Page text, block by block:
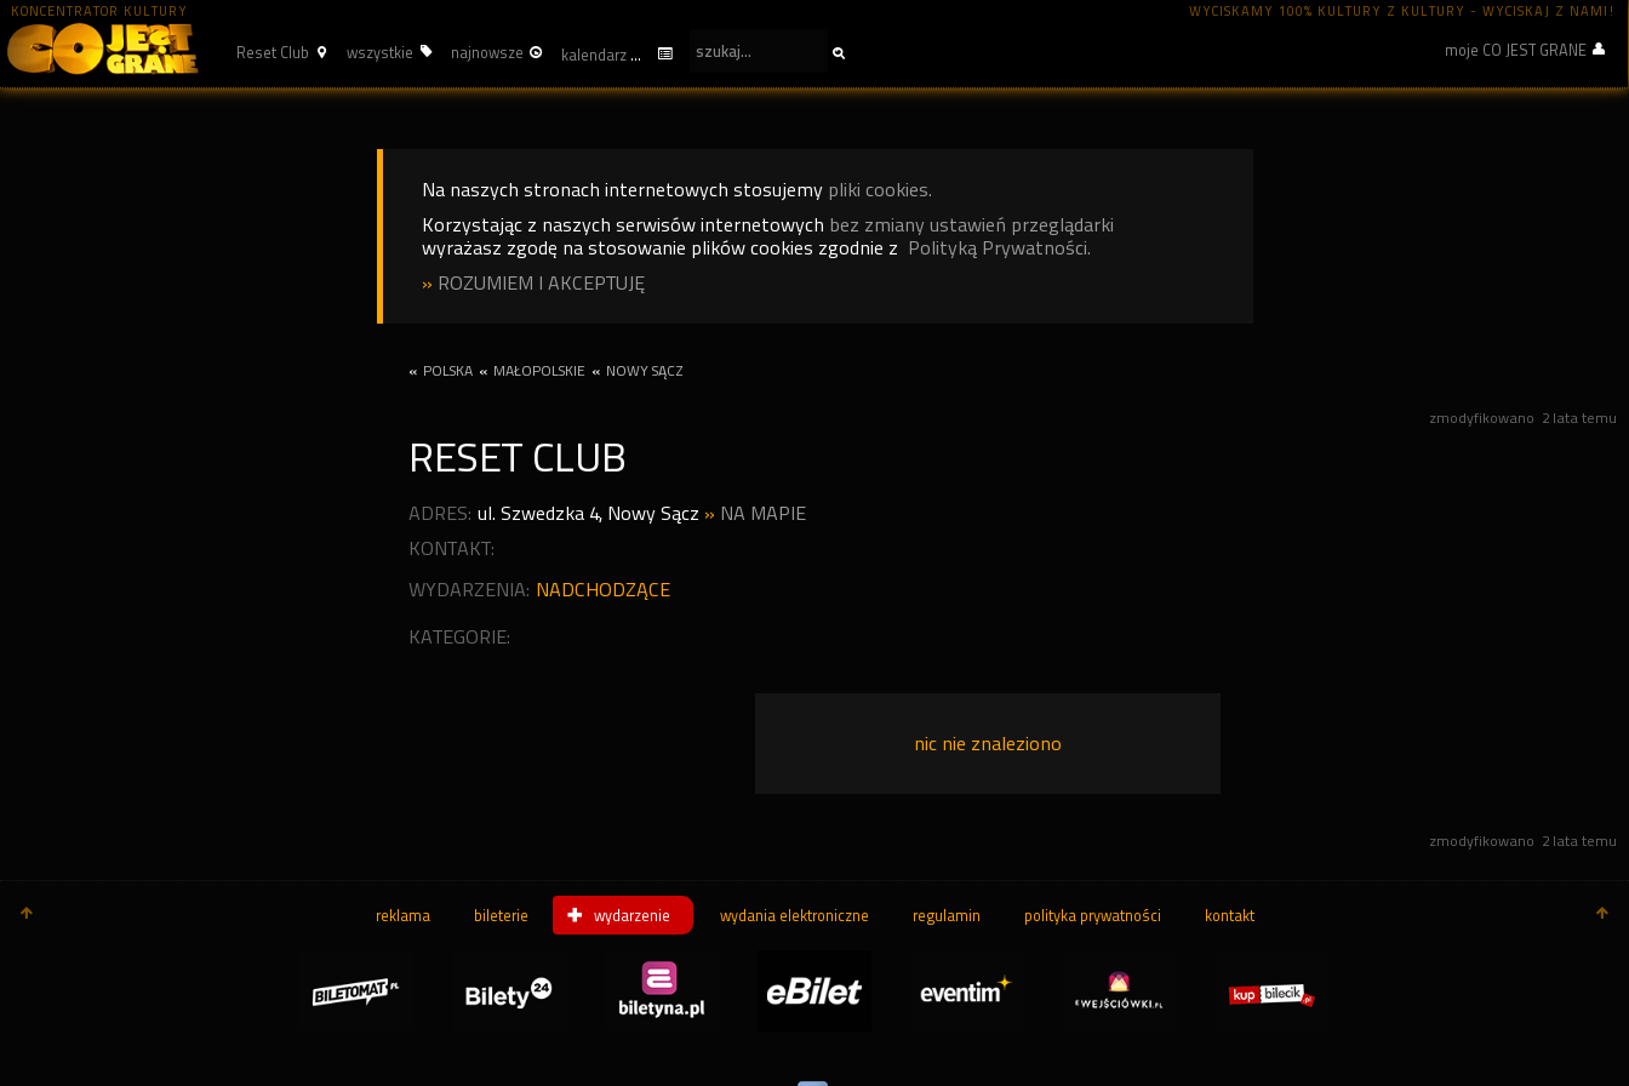
KONCENTRATOR KULTURY WYCISKAMY 100% KULTURY Z KULTURY - WYCISKAJ Z NAMI!
Reset Club wszystkie najnowsze kalendarz moje CO JEST GRANE
Na naszych stronach internetowych stosujemy pliki cookies.
Korzystając z naszych serwisów internetowych bez zmiany ustawień przeglądarki
wyrażasz zgodę na stosowanie plików cookies zgodnie z Polityką Prywatności.
» ROZUMIEM I AKCEPTUJĘ
« POLSKA « MAŁOPOLSKIE « NOWY SĄCZ
zmodyfikowano 2 lata temu
RESET CLUB
ADRES: ul. Szwedzka 4, Nowy Sącz » NA MAPIE
KONTAKT:
WYDARZENIA: NADCHODZĄCE
KATEGORIE:
nic nie znaleziono
zmodyfikowano 2 lata temu
reklama bileterie wydarzenie wydania elektroniczne regulamin polityka prywatności kontakt